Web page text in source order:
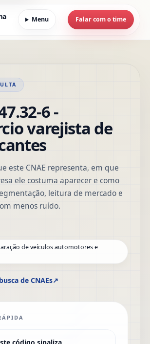
Menu Falar com o time
6 -
varejista de
este CNAE representa, em que
ele costuma aparecer e como
leitura de mercado e
menos ruído.
de veículos automotores e
de CNAEs↗